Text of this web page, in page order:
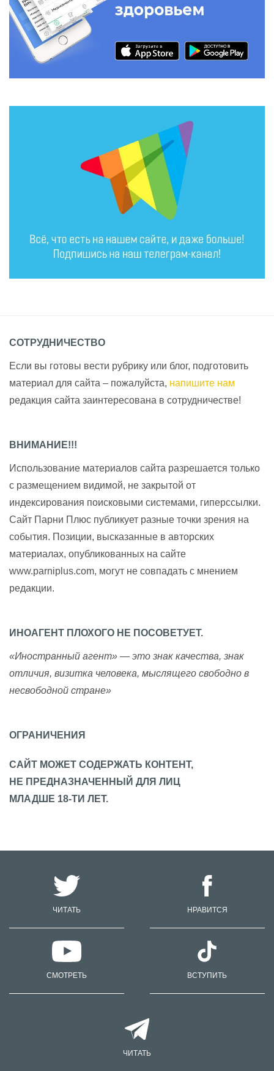
СОТРУДНИЧЕСТВО
Если вы готовы вести рубрику или блог, подготовить
материал для сайта – пожалуйста, напишите нам
редакция сайта заинтересована в сотрудничестве!
ВНИМАНИЕ!!!
Использование материалов сайта разрешается только
с размещением видимой, не закрытой от
индексирования поисковыми системами, гиперссылки.
Сайт Парни Плюс публикует разные точки зрения на
события. Позиции, высказанные в авторских
материалах, опубликованных на сайте
www.parniplus.com, могут не совпадать с мнением
редакции.
ИНОАГЕНТ ПЛОХОГО НЕ ПОСОВЕТУЕТ.
«Иностранный агент» — это знак качества, знак
отличия, визитка человека, мыслящего свободно в
несвободной стране»
ОГРАНИЧЕНИЯ
САЙТ МОЖЕТ СОДЕРЖАТЬ КОНТЕНТ,
НЕ ПРЕДНАЗНАЧЕННЫЙ ДЛЯ ЛИЦ
МЛАДШЕ 18-ТИ ЛЕТ.
ЧИТАТЬ НРАВИТСЯ
СМОТРЕТЬ ВСТУПИТЬ
ЧИТАТЬ